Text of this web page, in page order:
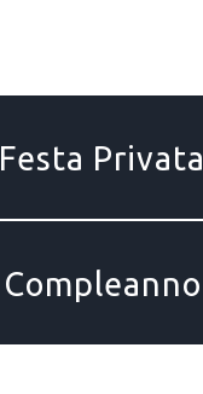
Festa Privata
Compleanno